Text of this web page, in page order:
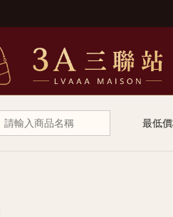
最低